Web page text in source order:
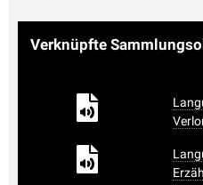
Verknüpfte